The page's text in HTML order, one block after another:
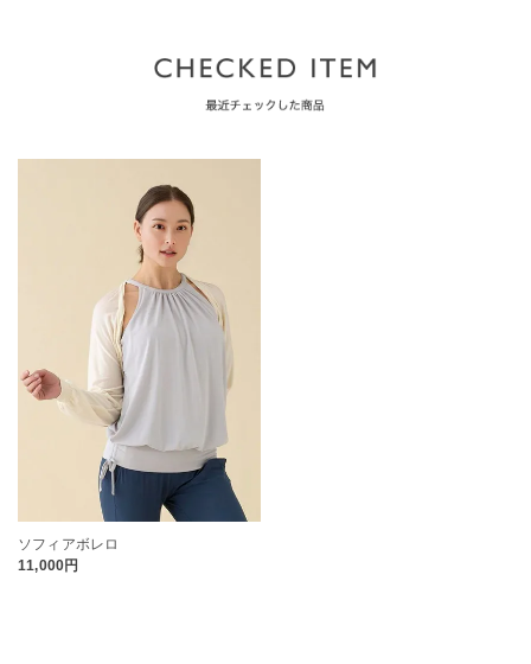
ソフィアボレロ
11,000円